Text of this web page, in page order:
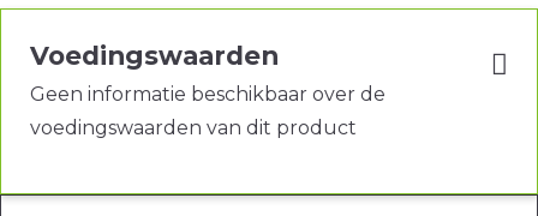
Voedingswaarden
Geen informatie beschikbaar over de
voedingswaarden van dit product